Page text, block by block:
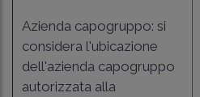
Azienda capogruppo: si
considera l'ubicazione
dell'azienda capogruppo
autorizzata alla